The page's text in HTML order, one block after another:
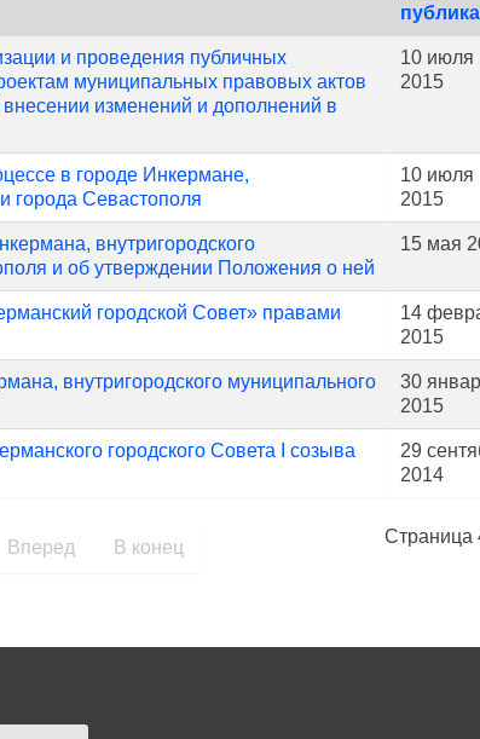
и проведения публичных
муниципальных правовых актов
изменений и дополнений в
10 июля
2015
в городе Инкермане,
города Севастополя
10 июля
2015
внутригородского
и об утверждении Положения о ней
15 мая
городской Совет» правами
14
2015
внутригородского муниципального
30
2015
городского Совета I созыва
29
2014
Страница
Вперед В конец